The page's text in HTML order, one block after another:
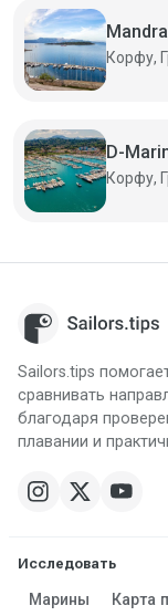
D-
Sailors.tips
сравнивать
благодаря
плавании и
Исследовать
Марины Карта